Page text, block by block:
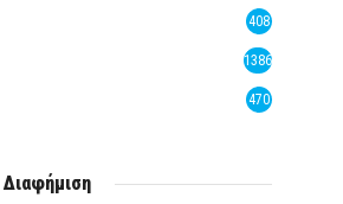
408
1386
470
Διαφήμιση